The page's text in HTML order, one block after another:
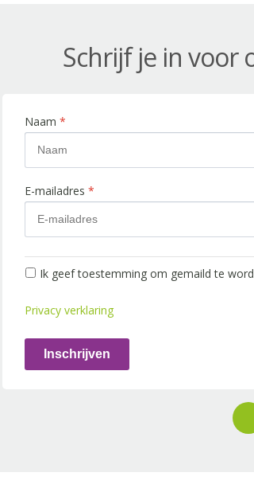
Schrijf je in voor
Naam *
E-mailadres *
Ik geef toestemming om gemaild te
Privacy verklaring
Inschrijven